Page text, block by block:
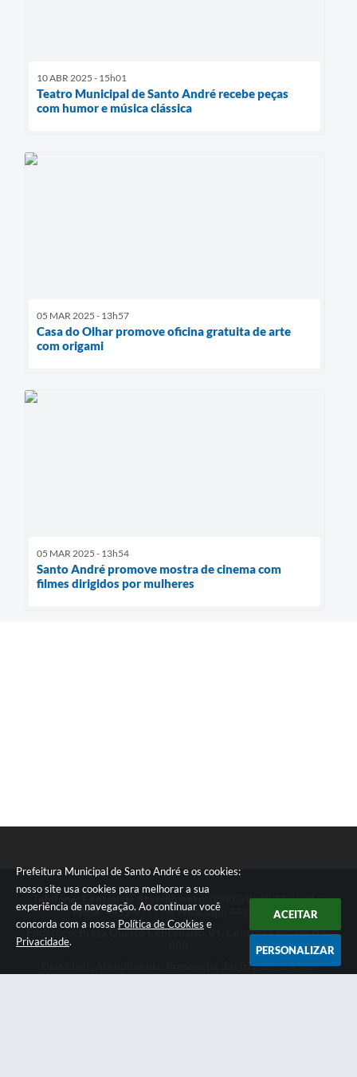
Prefeitura Municipal de Santo André e os cookies:
nosso site usa cookies para melhorar a sua
experiência de navegação. Ao continuar você
concorda com a nossa Política de Cookies e
Privacidade.
ACEITAR
PERSONALIZAR
10 ABR 2025 - 15h01
Teatro Municipal de Santo André recebe peças
com humor e música clássica
05 MAR 2025 - 13h57
Casa do Olhar promove oficina gratuita de arte
com origami
05 MAR 2025 - 13h54
Santo André promove mostra de cinema com
filmes dirigidos por mulheres
Telefone: Central de Atendimento: 0800 019 19 44 ou 156
PABX: 4433-0111 ou Whatsapp 4433-0123
Endereço: Praça Quarto Centenário, 01, Centro | CEP: 09015-
Dias úteis, Atendimento Presencial das 07h as 18:45he